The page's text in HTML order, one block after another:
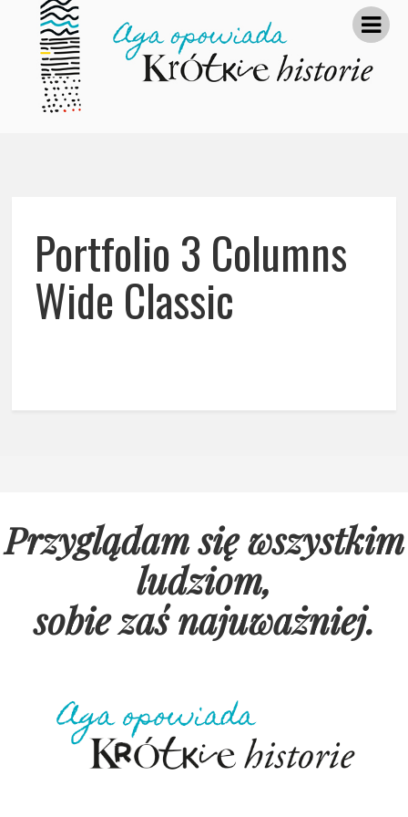
Portfolio 3 Columns
Wide Classic
Przyglądam się wszystkim
ludziom,
sobie zaś najuważniej.